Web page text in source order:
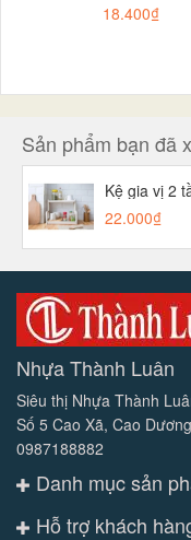
18.400₫
Sản phẩm bạn đã
Kệ gia vị 2
22.000₫
Nhựa Thành Luân
Siêu thị Nhựa Thành
Số 5 Cao Xã, Cao
0987188882
Danh mục sản
Hỗ trợ khách